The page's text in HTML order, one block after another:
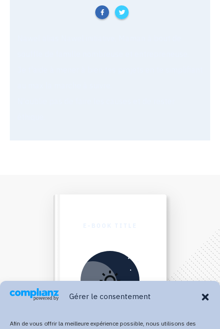
Gérer le consentement
Afin de vous offrir la meilleure expérience possible, nous utilisons des